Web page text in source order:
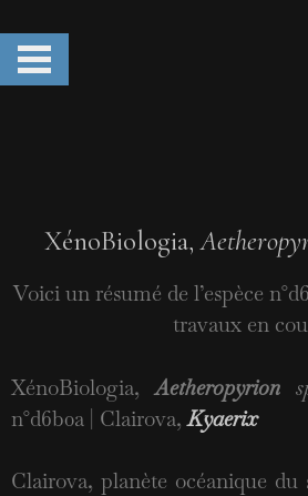
XénoBiologia,
Voici un résumé de l’espèce
travaux en
XénoBiologia,Aetheropyrion
n°d6b0a | Clairova,Kyaerix
Clairova, planète océanique du